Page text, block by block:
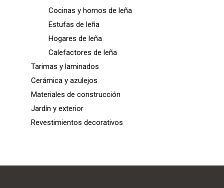
Cocinas y hornos de leña
Estufas de leña
Hogares de leña
Calefactores de leña
Tarimas y laminados
Cerámica y azulejos
Materiales de construcción
Jardín y exterior
Revestimientos decorativos